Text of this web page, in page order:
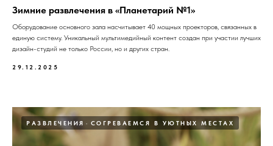
Зимние развлечения в «Планетарий №1»
Оборудование основного зала насчитывает 40 мощных проекторов, связанных в
единую систему. Уникальный мультимедийный контент создан при участии лучших
дизайн-студий не только России, но и других стран.
29.12.2025
РАЗВЛЕЧЕНИЯ СОГРЕВАЕМСЯ В УЮТНЫХ МЕСТАХ